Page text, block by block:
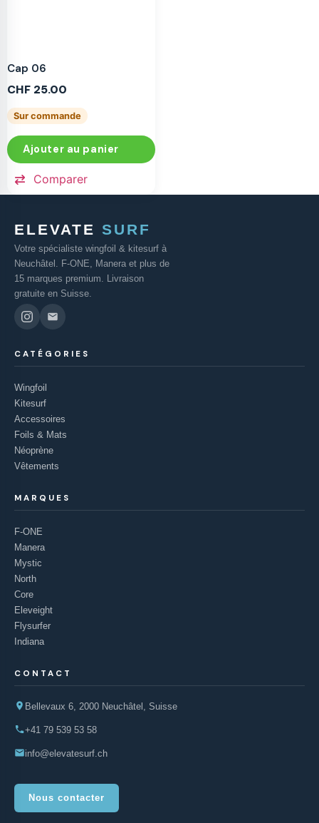
Cap 06
CHF 25.00
Sur commande
Ajouter au panier
Comparer
ELEVATE SURF
Votre spécialiste wingfoil & kitesurf à
Neuchâtel. F-ONE, Manera et plus de
15 marques premium. Livraison
gratuite en Suisse.
CATÉGORIES
Wingfoil
Kitesurf
Accessoires
Foils & Mats
Néoprène
Vêtements
MARQUES
F-ONE
Manera
Mystic
North
Core
Eleveight
Flysurfer
Indiana
CONTACT
Bellevaux 6, 2000 Neuchâtel, Suisse
+41 79 539 53 58
info@elevatesurf.ch
Nous contacter